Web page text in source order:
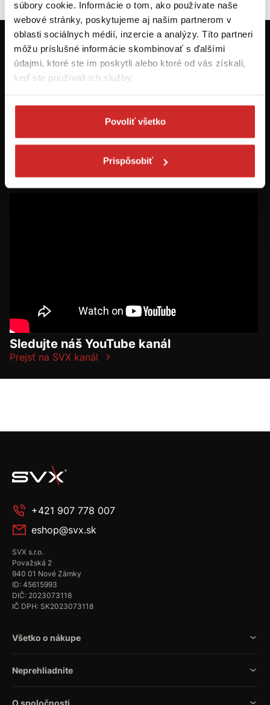
súbory cookie. Informácie o tom, ako používate naše
webové stránky, poskytujeme aj našim partnerom v
oblasti sociálnych médií, inzercie a analýzy. Títo partneri
môžu príslušné informácie skombinovať s ďalšími
údajmi, ktoré ste im poskytli alebo ktoré od vás získali,
keď ste používali ich služby.
Povoliť všetko
Prispôsobiť
Prvýkrát na svx.sk? Zaregistrujte sa a
máte prehľad o aktuálnych novinkách a
akciách.
mailom, SMS, volaním vrátane volania s robotom) - určené pre
Sledujte náš YouTube kanál
Prejsť na SVX kanál
+421 907 778 007
eshop@svx.sk
SVX s.r.o.
Považská 2
940 01 Nové Zámky
ID: 45615993
DIČ: 2023073118
IČ DPH: SK2023073118
Všetko o nákupe
Neprehliadnite
O spoločnosti